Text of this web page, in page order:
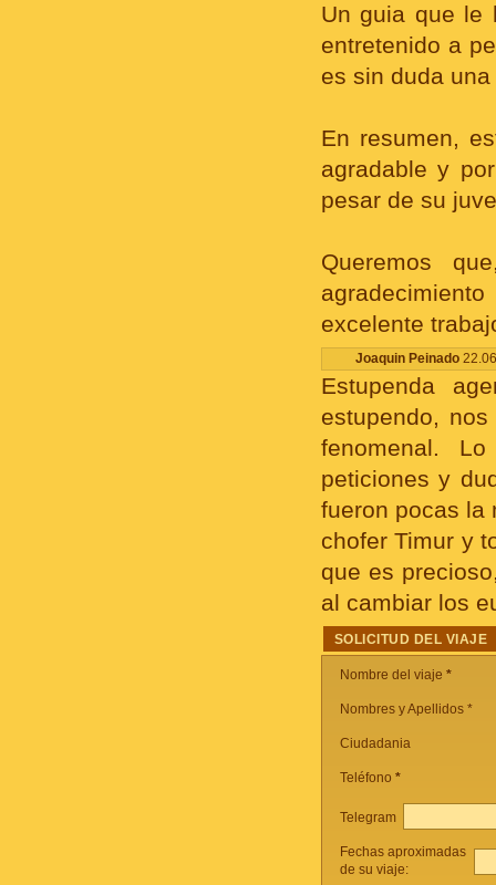
Un guia que le
entretenido a
es sin duda
En resumen,
agradable y
pesar de su
Queremos
excelente
Joaquin Peinado
Estupenda
estupendo,
fenomenal.
peticiones y
fueron pocas la
chofer Timur y
que es
al cambiar los
SOLICITUD DEL VIAJE
Nombre del viaje *
Nombres y Apellidos *
Ciudadania
Teléfono *
Telegram
Fechas aproximadas
de su viaje: